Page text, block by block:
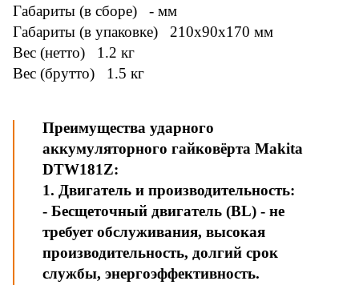
Габариты (в сборе) - мм
Габариты (в упаковке) 210x90x170 мм
Вес (нетто) 1.2 кг
Вес (брутто) 1.5 кг
Преимущества ударного
аккумуляторного гайковёрта Makita
DTW181Z:
1. Двигатель и производительность:
- Бесщеточный двигатель (BL) - не
требует обслуживания, высокая
производительность, долгий срок
службы, энергоэффективность.